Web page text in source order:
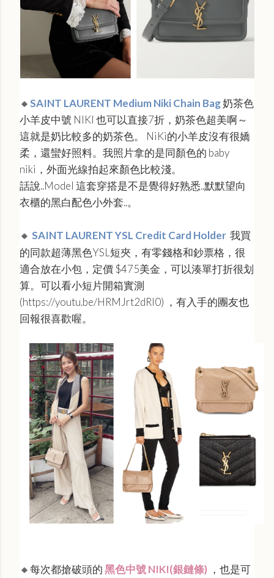
🔸SAINT LAURENT Medium Niki Chain Bag奶茶色
小羊皮中號 NIKI 也可以直接7折，奶茶色超美啊～
這就是奶比較多的奶茶色。 NiKi的小羊皮沒有很嬌
柔，還蠻好照料。我照片拿的是同顏色的 baby
niki，外面光線拍起來顏色比較淺。
話說..Model 這套穿搭是不是覺得好熟悉..默默望向
衣櫃的黑白配色小外套..。
🔸 SAINT LAURENT YSL Credit Card Holder 我買
的同款超薄黑色YSL短夾，有零錢格和鈔票格，很
適合放在小包，定價 $475美金，可以湊單打折很划
算。可以看小短片開箱實測
(https://youtu.be/HRMJrt2dRI0) ，有入手的團友也
回報很喜歡喔。
🔸每次都搶破頭的黑色中號 NIKI(銀鏈條) ，也是可